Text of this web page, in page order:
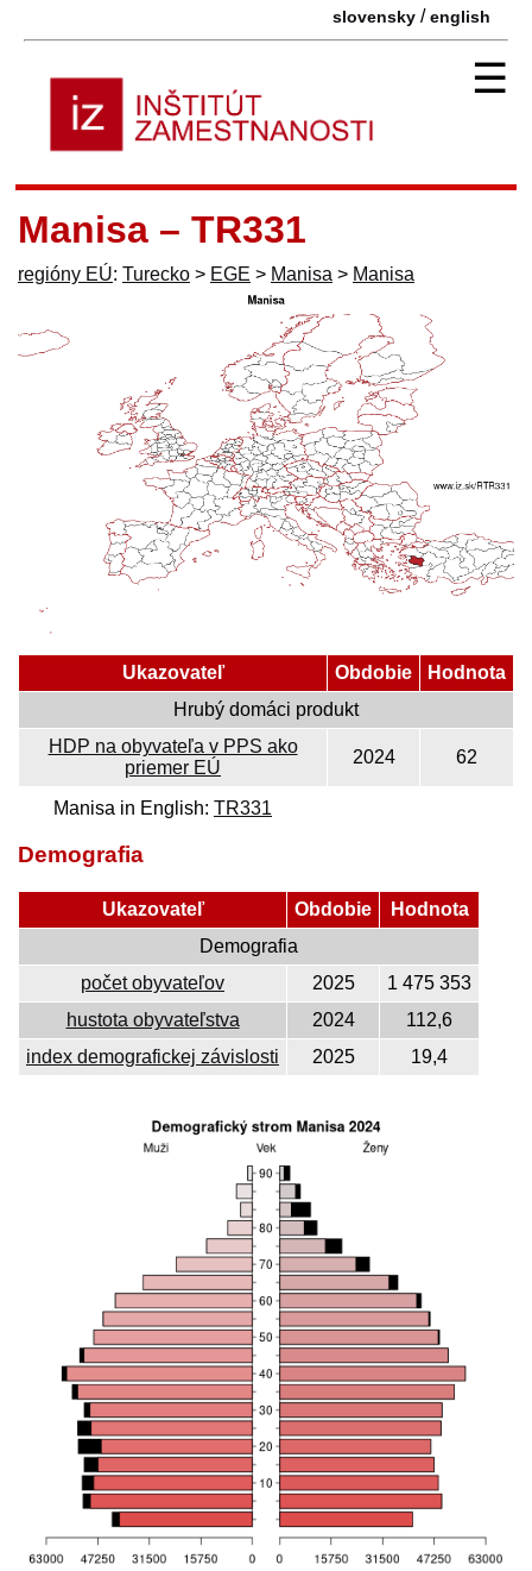
slovensky /english
☰
Manisa – TR331
regióny EÚ: Turecko > EGE > Manisa > Manisa
Ukazovateľ Obdobie
Hodnota
Hrubý domáci produkt
HDP na obyvateľa v PPS ako
priemer EÚ
2024 62
Manisa in English: TR331
Demografia
Ukazovateľ Obdobie
Hodnota
Demografia
počet obyvateľov
2025
1 475 353
hustota obyvateľstva
2024
112,6
index demografickej závislosti
2025 19,4